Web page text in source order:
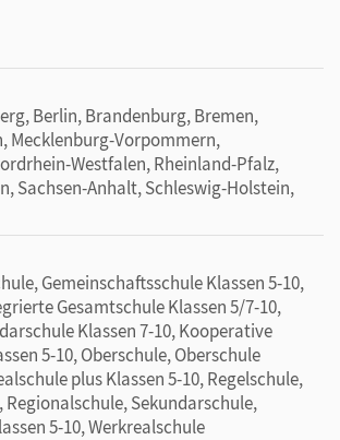
Berlin, Brandenburg, Bremen,
Mecklenburg-Vorpommern,
Westfalen, Rheinland-Pfalz,
Sachsen-Anhalt, Schleswig-Holstein,
Gemeinschaftsschule Klassen 5-10,
Gesamtschule Klassen 5/7-10,
Klassen 7-10, Kooperative
5-10, Oberschule, Oberschule
plus Klassen 5-10, Regelschule,
Regionalschule, Sekundarschule,
5-10, Werkrealschule